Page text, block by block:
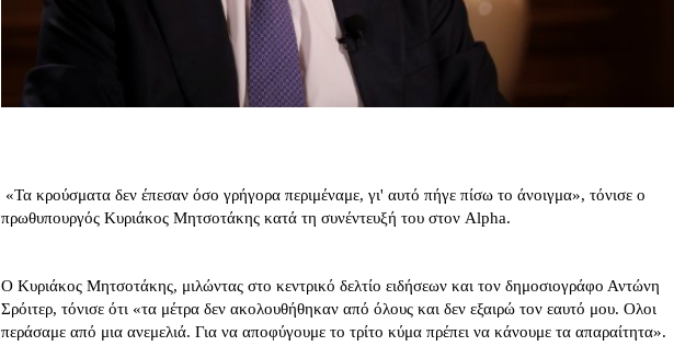
«Τα κρούσματα δεν έπεσαν όσο γρήγορα περιμέναμε, γι' αυτό πήγε πίσω το άνοιγμα», τόνισε ο
πρωθυπουργός Κυριάκος Μητσοτάκης κατά τη συνέντευξή του στον Alpha.
Ο Κυριάκος Μητσοτάκης, μιλώντας στο κεντρικό δελτίο ειδήσεων και τον δημοσιογράφο Αντώνη
Σρόιτερ, τόνισε ότι «τα μέτρα δεν ακολουθήθηκαν από όλους και δεν εξαιρώ τον εαυτό μου. Ολοι
περάσαμε από μια ανεμελιά. Για να αποφύγουμε το τρίτο κύμα πρέπει να κάνουμε τα απαραίτητα».